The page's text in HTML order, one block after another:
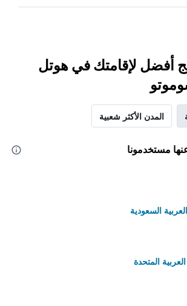
أفضل لإقامتك في هوتل
المدن الأكثر شعبية
مستخدمونا
السعودية
المتحدة